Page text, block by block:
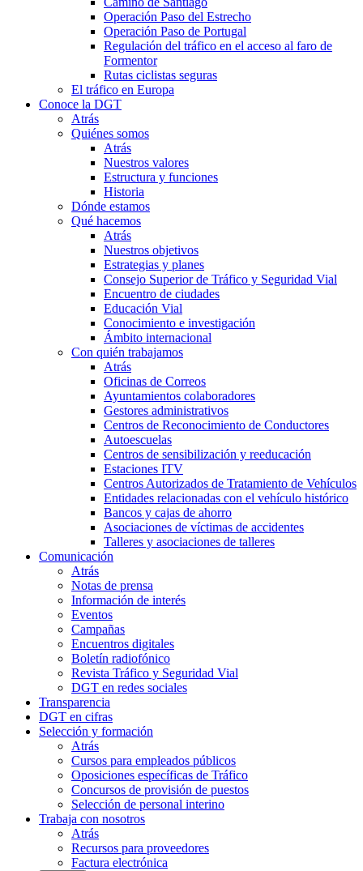
Operación Paso del Estrecho
Operación Paso de Portugal
Regulación del tráfico en el acceso al faro de
Formentor
Rutas ciclistas seguras
El tráfico en Europa
Conoce la DGT
Atrás
Quiénes somos
Atrás
Nuestros valores
Estructura y funciones
Historia
Dónde estamos
Qué hacemos
Atrás
Nuestros objetivos
Estrategias y planes
Consejo Superior de Tráfico y Seguridad Vial
Encuentro de ciudades
Educación Vial
Conocimiento e investigación
Ámbito internacional
Con quién trabajamos
Atrás
Oficinas de Correos
Ayuntamientos colaboradores
Gestores administrativos
Centros de Reconocimiento de Conductores
Autoescuelas
Centros de sensibilización y reeducación
Estaciones ITV
Centros Autorizados de Tratamiento de Vehículos
Entidades relacionadas con el vehículo histórico
Bancos y cajas de ahorro
Asociaciones de víctimas de accidentes
Talleres y asociaciones de talleres
Comunicación
Atrás
Notas de prensa
Información de interés
Eventos
Campañas
Encuentros digitales
Boletín radiofónico
Revista Tráfico y Seguridad Vial
DGT en redes sociales
Transparencia
DGT en cifras
Selección y formación
Atrás
Cursos para empleados públicos
Oposiciones específicas de Tráfico
Concursos de provisión de puestos
Selección de personal interino
Trabaja con nosotros
Atrás
Recursos para proveedores
Factura electrónica